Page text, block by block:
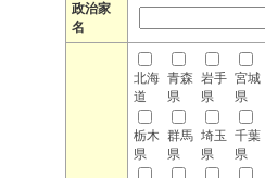
政治家
名
北海
道
青森
県
岩手
県
宮城
県
栃木
県
群馬
県
埼玉
県
千葉
県